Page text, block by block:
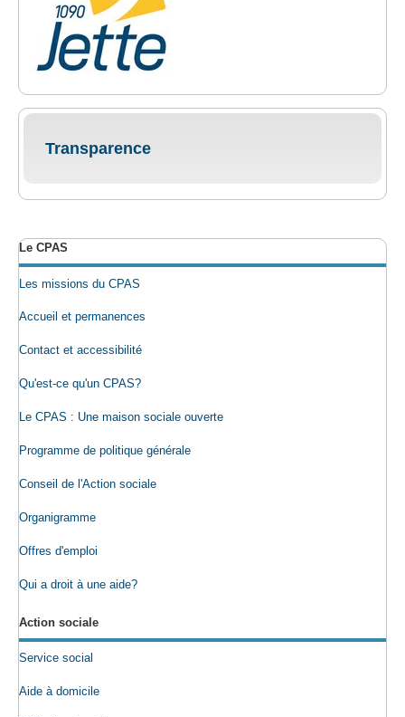
Transparence
Le CPAS
Les missions du CPAS
Accueil et permanences
Contact et accessibilité
Qu'est-ce qu'un CPAS?
Le CPAS : Une maison sociale ouverte
Programme de politique générale
Conseil de l'Action sociale
Organigramme
Offres d'emploi
Qui a droit à une aide?
Action sociale
Service social
Aide à domicile